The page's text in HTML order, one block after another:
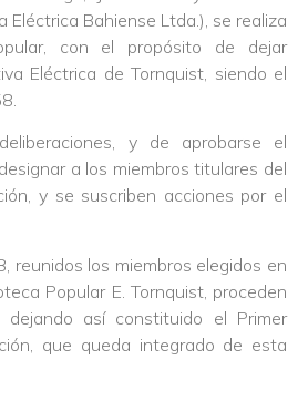
Eléctrica Bahiense Ltda.), se realiza
con el propósito de dejar
Eléctrica de Tornquist, siendo el
y de aprobarse el
a los miembros titulares del
y se suscriben acciones por el
reunidos los miembros elegidos en
Popular E. Tornquist, proceden
así constituido el Primer
que queda integrado de esta